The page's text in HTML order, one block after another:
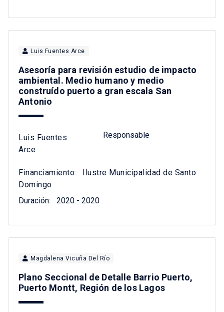
Luis Fuentes Arce
Asesoría para revisión estudio de impacto
ambiental. Medio humano y medio
construído puerto a gran escala San
Antonio
Luis Fuentes
Arce
Responsable
Financiamiento:
Ilustre Municipalidad de Santo
Domingo
Duración:
2020 - 2020
Magdalena Vicuña Del Río
Plano Seccional de Detalle Barrio Puerto,
Puerto Montt, Región de los Lagos